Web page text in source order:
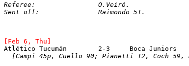
Referee:		O.Veiró.
Sent off:		Raimondo 51.
[Feb 6, Thu]
Atlético Tucumán	2-3	Boca Juniors
[Campi 45p, Cuello 90; Pianetti 12, Coch 59,